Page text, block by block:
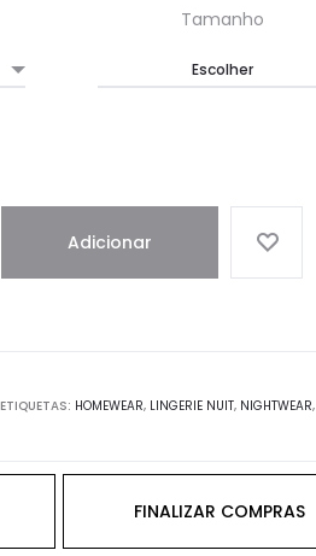
Tamanho
Adicionar
ETIQUETAS: HOMEWEAR, LINGERIE NUIT, NIGHTWEAR,
FINALIZAR COMPRAS